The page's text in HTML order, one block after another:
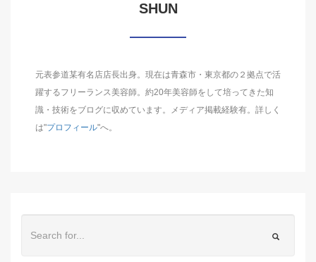
SHUN
元表参道某有名店店長出身。現在は青森市・東京都の２拠点で活
躍するフリーランス美容師。約20年美容師をして培ってきた知
識・技術をブログに収めています。メディア掲載経験有。詳しく
は"プロフィール"へ。